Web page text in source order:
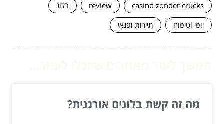
casino zonder crucks
review
בלוג
יופי וטיפוח
תיירות ופנאי
מה זה קשת בלונים אורגנית?